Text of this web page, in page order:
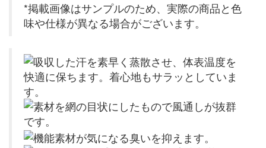
*掲載画像はサンプルのため、実際の商品と色
味や仕様が異なる場合がございます。